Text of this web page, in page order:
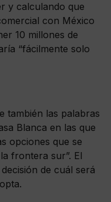
y calculando que
con México
10 millones de
“fácilmente solo
también las palabras
Blanca en las que
opciones que se
frontera sur”. El
de cuál será